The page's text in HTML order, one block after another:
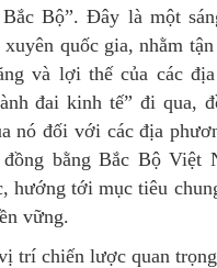
Bộ”. Đây là một
quốc gia, nhằm
và lợi thế của các
đai kinh tế” đi qua,
nó đối với các địa
bằng Bắc Bộ Việt
hướng tới mục tiêu
vững.
trí chiến lược quan